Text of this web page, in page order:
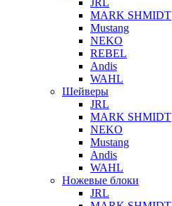
JRL
MARK SHMIDT
Mustang
NEKO
REBEL
Andis
WAHL
Шейверы
JRL
MARK SHMIDT
NEKO
Mustang
Andis
WAHL
Ножевые блоки
JRL